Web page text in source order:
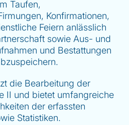
Taufen,
Konfirmationen,
Feiern anlässlich
sowie Aus- und
und Bestattungen
die Bearbeitung der
II und bietet umfangreiche
der erfassten
Statistiken.